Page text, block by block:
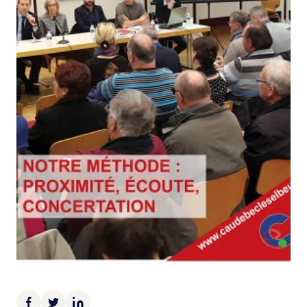
Demande d’Occupation du Domaine Public
Sécurité tranquillité
Police municipale
Pré-plainte en ligne
Tranquillité vacances
Vidéoprotection
Aide à l’installation d’alarmes
Horaires pour le bricolage et le jardinage
Infos pratiques
Plan de Ville
Numéros d’urgence
Location de salles
Annuaire des services publics
DÉCOUVRIR SORTIR